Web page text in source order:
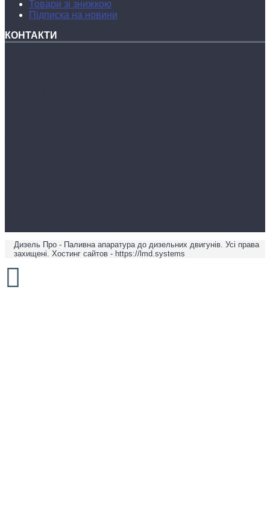
Товари зі знижкою
Підписка на новини
КОНТАКТИ
Дизель Про - Паливна апаратура до дизельних двигунів. Усі права
захищені. Хостинг сайтов - https://lmd.systems